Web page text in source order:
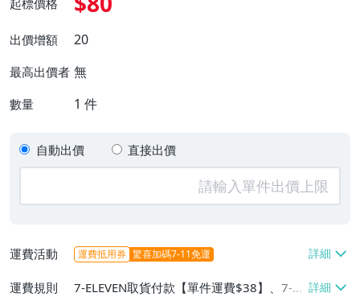
起標價格
出價增額 20
最高出價者 無
數量 1 件
自動出價 直接出價
運費活動 運費抵用券 驚喜加碼7-11免運
運費規則
7-ELEVEN取貨付款【單件運費$38】、7-EL